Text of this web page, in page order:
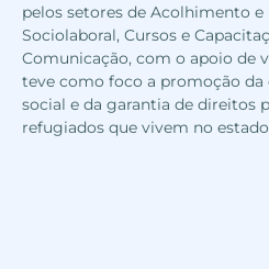
pelos setores de Acolhimento
Sociolaboral, Cursos e
Comunicação, com o apoio de
teve como foco a promoção da
social e da garantia de direitos
refugiados que vivem no